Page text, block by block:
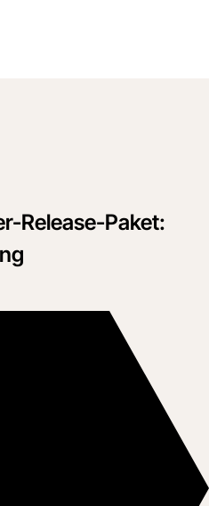
Release-Paket: